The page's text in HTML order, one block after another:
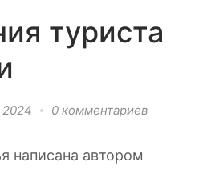
туриста
2024 0 комментариев
написана автором